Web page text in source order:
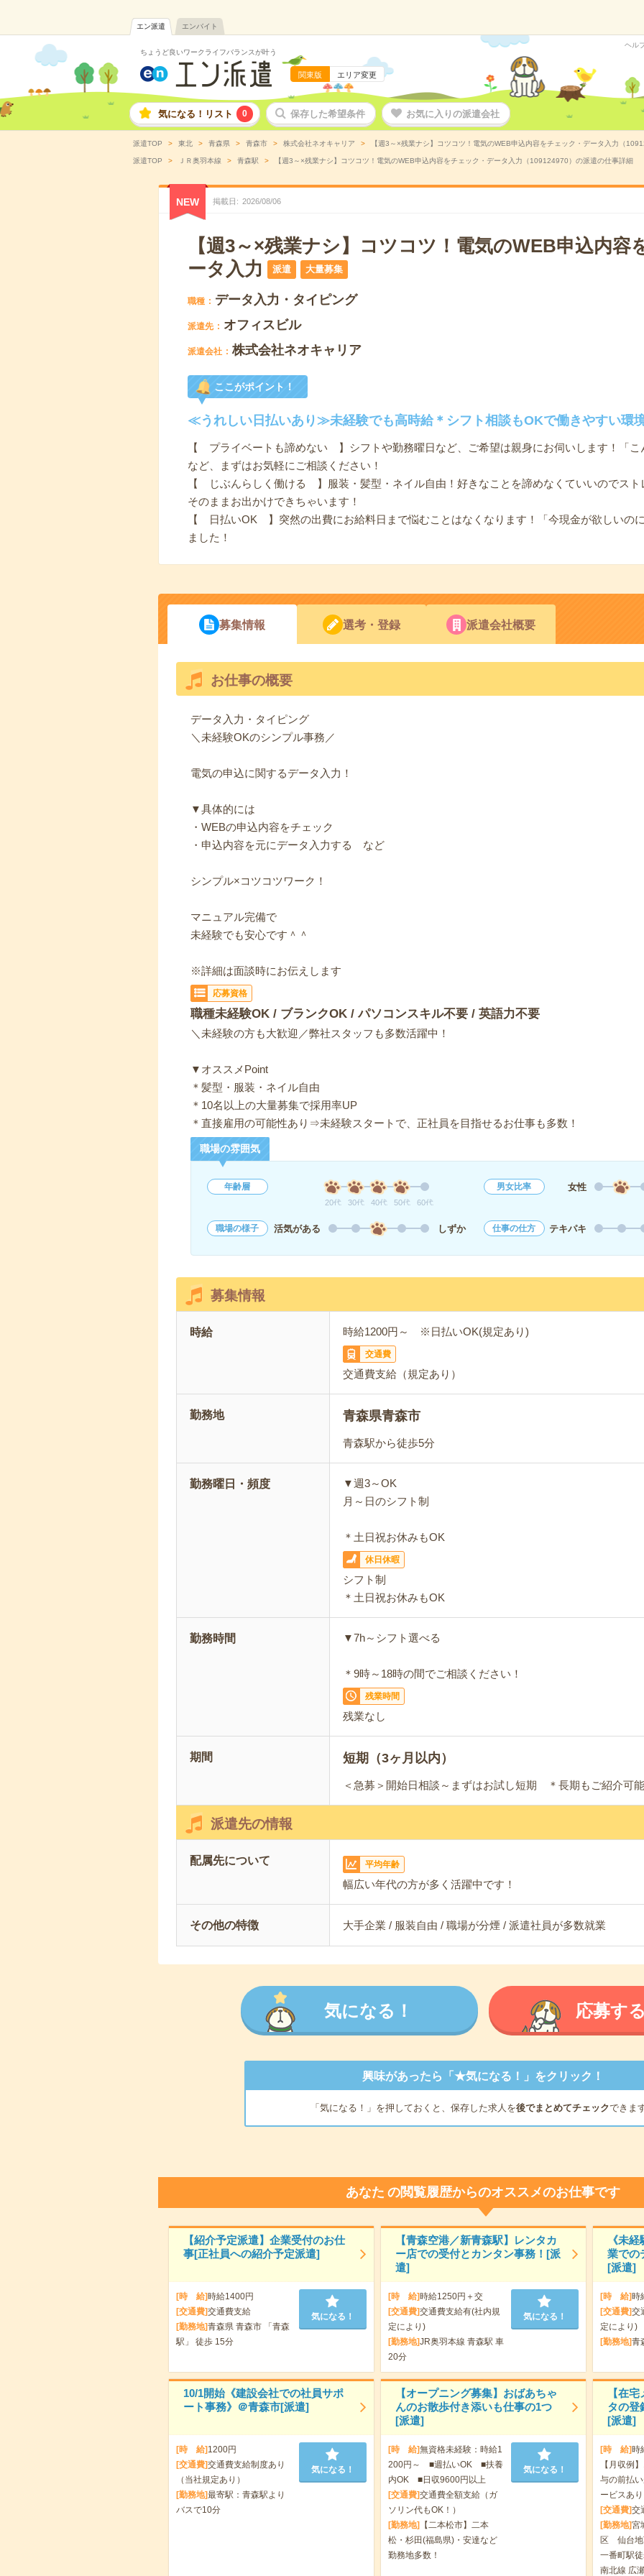
エン派遣 エンバイト
ちょうど良いワークライフバランスが叶う
関東版 エリア変更
ヘル
気になる！リスト 0 保存した希望条件 お気に入りの派遣会社
派遣TOP 東北 青森県 青森市 株式会社ネオキャリア 【週3～×残業ナシ】コツコツ！電気のWEB申込内容をチェック・データ入力（
派遣TOP ＪＲ奥羽本線 青森駅 【週3～×残業ナシ】コツコツ！電気のWEB申込内容をチェック・データ入力（109124970）の派遣の仕事詳細
NEW 掲載日 2026/08/06
【週3～×残業ナシ】コツコツ！電気のWEB申込内容
ータ入力
派遣 大量募集
職種 データ入力・タイピング
派遣先 オフィスビル
派遣会社 株式会社ネオキャリア
ここがポイント！
≪うれしい日払いあり≫未経験でも高時給＊シフト相談もOKで働きやすい環
【 プライベートも諦めない 】シフトや勤務曜日など、ご希望は親身にお伺いします！「
など、まずはお気軽にご相談ください！
【 じぶんらしく働ける 】服装・髪型・ネイル自由！好きなことを諦めなくていいのでスト
そのままお出かけできちゃいます！
【 日払いOK 】突然の出費にお給料日まで悩むことはなくなります！「今現金が欲しいの
ました！
募集情報 選考・登録 派遣会社概要
お仕事の概要
データ入力・タイピング
＼未経験OKのシンプル事務／
電気の申込に関するデータ入力！
▼具体的には
・WEBの申込内容をチェック
・申込内容を元にデータ入力する など
シンプル×コツコツワーク！
マニュアル完備で
未経験でも安心です＾＾
※詳細は面談時にお伝えします
応募資格
職種未経験OK / ブランクOK / パソコンスキル不要 / 英語力不要
＼未経験の方も大歓迎／弊社スタッフも多数活躍中！
▼オススメPoint
＊髪型・服装・ネイル自由
＊10名以上の大量募集で採用率UP
＊直接雇用の可能性あり⇒未経験スタートで、正社員を目指せるお仕事も多数！
職場の雰囲気
年齢層
20代 30代 40代 50代 60代
男女比率 女性
職場の様子 活気がある しずか 仕事の仕方 テキパキ
募集情報
時給 時給1200円～ ※日払いOK(規定あり)
交通費
交通費支給（規定あり）
勤務地 青森県青森市
青森駅から徒歩5分
勤務曜日・頻度
▼週3～OK
月～日のシフト制
＊土日祝お休みもOK
休日休暇
シフト制
＊土日祝お休みもOK
勤務時間 ▼7h～シフト選べる
＊9時～18時の間でご相談ください！
残業時間
残業なし
期間 短期（3ヶ月以内）
＜急募＞開始日相談～まずはお試し短期 ＊長期もご紹介可
派遣先の情報
配属先について 平均年齢
幅広い年代の方が多く活躍中です！
その他の特徴 大手企業 / 服装自由 / 職場が分煙 / 派遣社員が多数就業
気になる！ 応募す
興味があったら「★気になる！」をクリック！
「気になる！」を押しておくと、保存した求人を後でまとめてチェックできま
あなた の閲覧履歴からのオススメのお仕事です
【紹介予定派遣】企業受付のお仕
事[正社員への紹介予定派遣]
[時 給]時給1400円
[交通費]交通費支給
[勤務地]青森県 青森市 「青森
駅」 徒歩 15分
気になる！
【青森空港／新青森駅】レンタカ
ー店での受付とカンタン事務！[派
遣]
[時 給]時給1250円＋交
[交通費]交通費支給有(社内規
定により)
[勤務地]JR奥羽本線 青森駅 車
20分
気になる！
《未
業での
[派遣]
[時 給]時
[交通費]交
定により)
[勤務地]青
10/1開始《建設会社での社員サポ
ート事務》＠青森市[派遣]
[時 給] 1200円
[交通費]交通費支給制度あり
（当社規定あり）
[勤務地]最寄駅：青森駅より
バスで10分
気になる！
【オープニング募集】おばあちゃ
んのお散歩付き添いも仕事の1つ
[派遣]
[時 給]無資格未経験：時給1
200円～ ■週払いOK ■扶養
内OK ■日収9600円以上
[交通費]交通費全額支給（ガ
ソリン代もOK！）
[勤務地]
【二本松市】二本
松・杉田(福島県)・安達など
勤務地多数！
気になる！
【在
タの登
[派遣]
[時 給]時
【月収例
与の前払
ービスあり
[交通費]交
[勤務地]宮
区 仙台地
一番町駅
南北線 広